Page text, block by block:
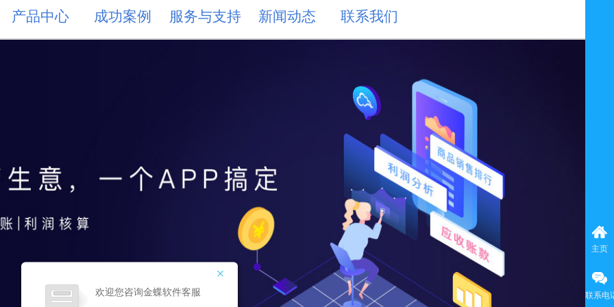
产品中心 成功案例 服务与支持 新闻动态 联系我们
主页
联系电
欢迎您咨询金蝶软件客服